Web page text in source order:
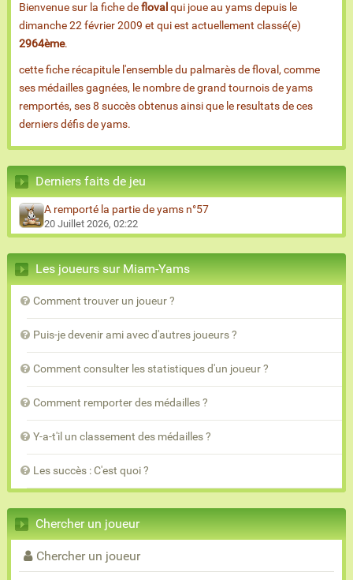
Bienvenue sur la fiche defloval qui joue au yams depuis le
dimanche 22 février 2009 et qui est actuellement classé(e)
2964ème.
cette fiche récapitule l'ensemble du palmarès de floval, comme
ses médailles gagnées, le nombre de grand tournois de yams
remportés, ses 8 succès obtenus ainsi que le resultats de ces
derniers défis de yams.
Derniers faits de jeu
A remporté la partie de yams n°57
20 Juillet 2026, 02:22
Les joueurs sur Miam-Yams
Comment trouver un joueur ?
Puis-je devenir ami avec d'autres joueurs ?
Comment consulter les statistiques d'un joueur ?
Comment remporter des médailles ?
Y-a-t'il un classement des médailles ?
Les succès : C'est quoi ?
Chercher un joueur
Chercher un joueur